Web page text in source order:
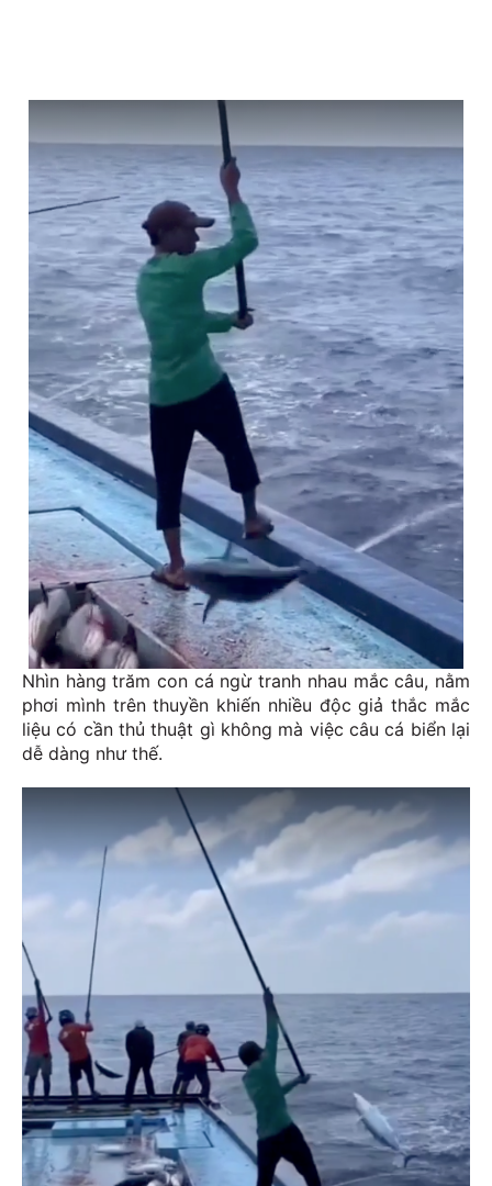
Nhìn hàng trăm con cá ngừ tranh nhau mắc câu, nằm
phơi mình trên thuyền khiến nhiều độc giả thắc mắc
liệu có cần thủ thuật gì không mà việc câu cá biển lại
dễ dàng như thế.